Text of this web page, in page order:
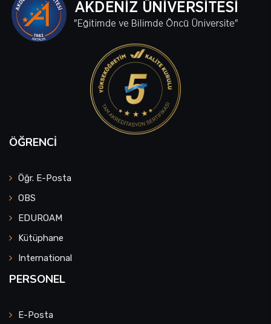
ÖĞRENCI
Öğr. E-Posta
OBS
EDUROAM
Kütüphane
International
PERSONEL
E-Posta